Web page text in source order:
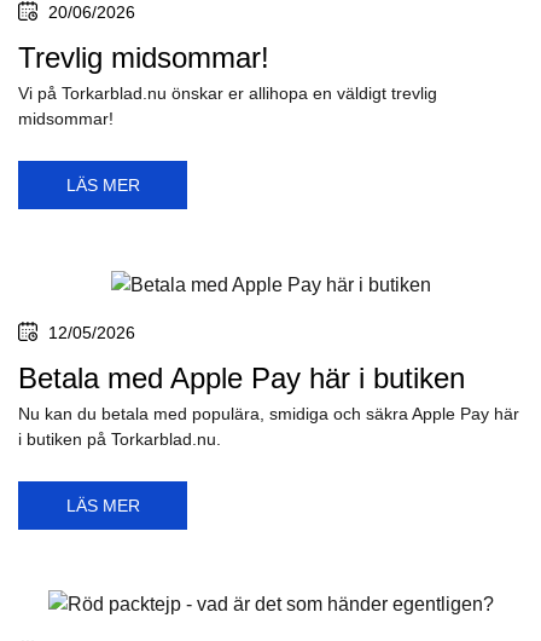
20/06/2026
Trevlig midsommar!
Vi på Torkarblad.nu önskar er allihopa en väldigt trevlig
midsommar!
LÄS MER
12/05/2026
Betala med Apple Pay här i butiken
Nu kan du betala med populära, smidiga och säkra Apple Pay här
i butiken på Torkarblad.nu.
LÄS MER